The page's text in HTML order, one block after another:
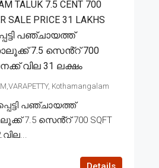
TALUK 7.5 CENT 700
SALE PRICE 31 LAKHS
പഞ്ചായത്ത്
7.5 സെൻ്റ് 700
വില 31 ലക്ഷം
Kothamangalam
പഞ്ചായത്ത്
7.5 സെൻ്റ് 700 SQFT